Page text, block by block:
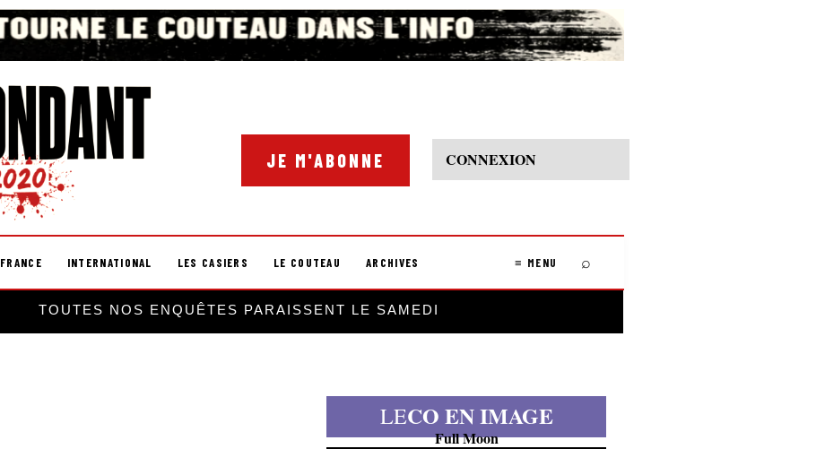
JE M'ABONNE CONNEXION
FRANCE INTERNATIONAL LES CASIERS LE COUTEAU ARCHIVES ≡ MENU ⌕
TOUTES NOS ENQUÊTES PARAISSENT LE SAMEDI
LECO EN IMAGE
Full Moon